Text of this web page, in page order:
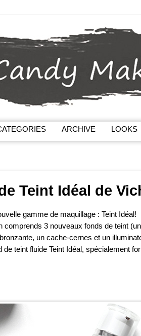
ARCHIVE LOOKS
Teint Idéal de
gamme de maquillage : Teint Idéal!
3 nouveaux fonds de teint (un
un cache-cernes et un
teint fluide Teint Idéal, spécialement